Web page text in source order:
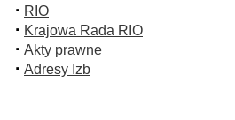
· RIO
· Krajowa Rada RIO
· Akty prawne
· Adresy Izb